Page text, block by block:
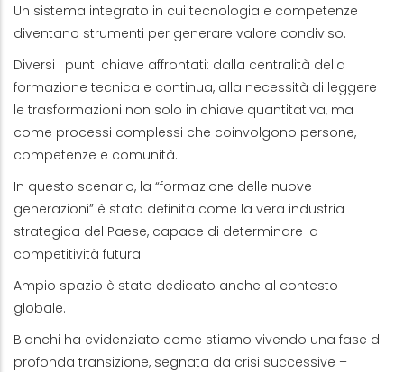
Un sistema integrato in cui tecnologia e competenze
diventano strumenti per generare valore condiviso.
Diversi i punti chiave affrontati: dalla centralità della
formazione tecnica e continua, alla necessità di leggere
le trasformazioni non solo in chiave quantitativa, ma
come processi complessi che coinvolgono persone,
competenze e comunità.
In questo scenario, la “formazione delle nuove
generazioni” è stata definita come la vera industria
strategica del Paese, capace di determinare la
competitività futura.
Ampio spazio è stato dedicato anche al contesto
globale.
Bianchi ha evidenziato come stiamo vivendo una fase di
profonda transizione, segnata da crisi successive –